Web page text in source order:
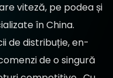
viteză, pe podea și
în China.
de distribuție, en-
de o singură